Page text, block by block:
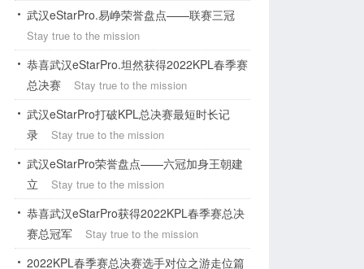
武汉eStarPro.易峥荣誉盘点——联赛三冠
Stay true to the mission
恭喜武汉eStarPro.坦然获得2022KPL春季赛
总决赛
Stay true to the mission
武汉eStarPro打破KPL总决赛最短时长记
录
Stay true to the mission
武汉eStarPro荣誉盘点——六冠加身王朝建
立
Stay true to the mission
恭喜武汉eStarPro获得2022KPL春季赛总决
赛总冠军
Stay true to the mission
2022KPL春季赛总决赛选手对位之游走位篇